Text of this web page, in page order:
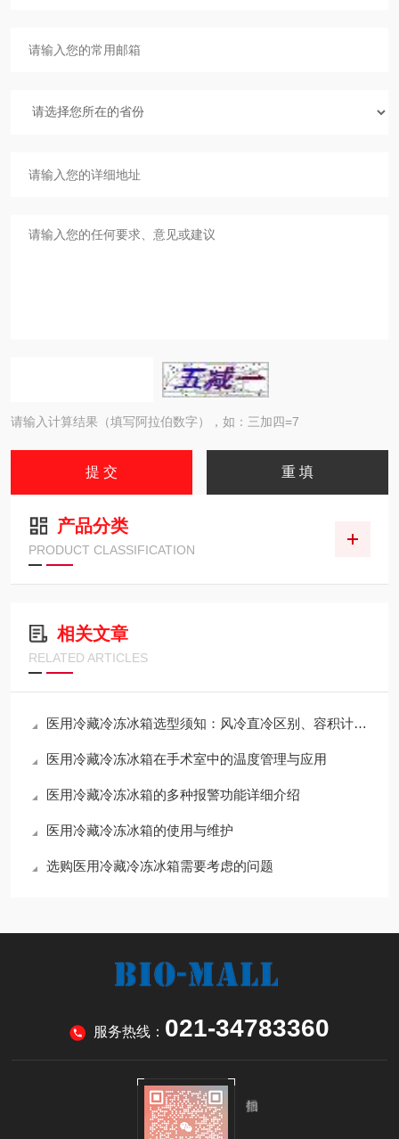
请输入计算结果（填写阿拉伯数字），如：三加四=7
产品分类
PRODUCT CLASSIFICATION
相关文章
RELATED ARTICLES
医用冷藏冷冻冰箱选型须知：风冷直冷区别、容积计算与验证服务
医用冷藏冷冻冰箱在手术室中的温度管理与应用
医用冷藏冷冻冰箱的多种报警功能详细介绍
医用冷藏冷冻冰箱的使用与维护
选购医用冷藏冷冻冰箱需要考虑的问题
服务热线： 021-34783360